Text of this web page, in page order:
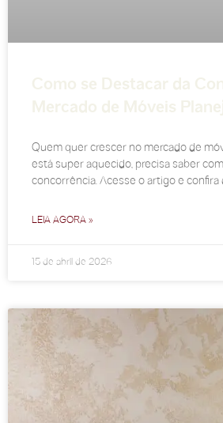
Como se Destacar da
Mercado de Móveis
Quem quer crescer no mercado de
está super aquecido, precisa saber
concorrência. Acesse o artigo e confira
LEIA AGORA »
15 de abril de 2026